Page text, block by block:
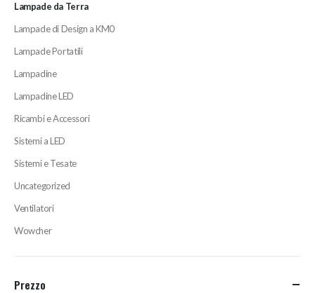
Lampade da Terra
Lampade di Design a KM0
Lampade Portatili
Lampadine
Lampadine LED
Ricambi e Accessori
Sistemi a LED
Sistemi e Tesate
Uncategorized
Ventilatori
Wowcher
Prezzo